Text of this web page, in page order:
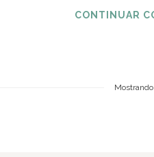
CONTINUAR
Mostrando